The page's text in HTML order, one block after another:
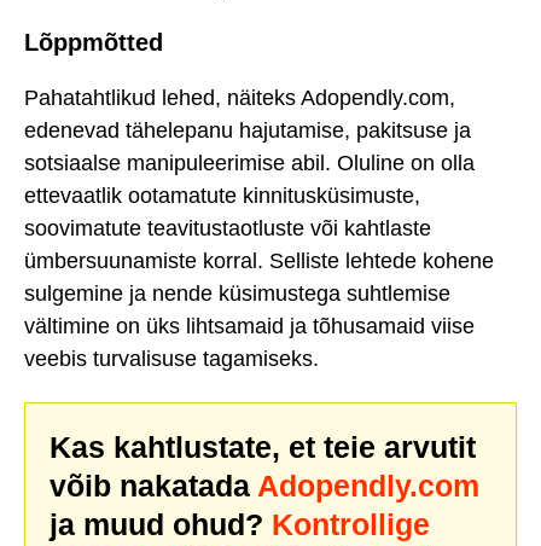
Lõppmõtted
Pahatahtlikud lehed, näiteks Adopendly.com,
edenevad tähelepanu hajutamise, pakitsuse ja
sotsiaalse manipuleerimise abil. Oluline on olla
ettevaatlik ootamatute kinnitusküsimuste,
soovimatute teavitustaotluste või kahtlaste
ümbersuunamiste korral. Selliste lehtede kohene
sulgemine ja nende küsimustega suhtlemise
vältimine on üks lihtsamaid ja tõhusamaid viise
veebis turvalisuse tagamiseks.
Kas kahtlustate, et teie arvutit
võib nakatada Adopendly.com
ja muud ohud? Kontrollige